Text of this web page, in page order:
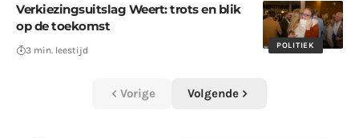
POLITIEK
Verkiezingsuitslag Weert: trots en blik
op de toekomst
3 min. leestijd
Vorige Volgende